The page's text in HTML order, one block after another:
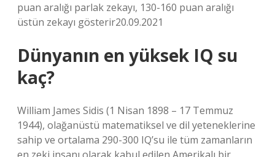
puan aralığı parlak zekayı, 130-160 puan aralığı
üstün zekayı gösterir20.09.2021
Dünyanın en yüksek IQ su
kaç?
William James Sidis (1 Nisan 1898 – 17 Temmuz
1944), olağanüstü matematiksel ve dil yeteneklerine
sahip ve ortalama 290-300 IQ’su ile tüm zamanların